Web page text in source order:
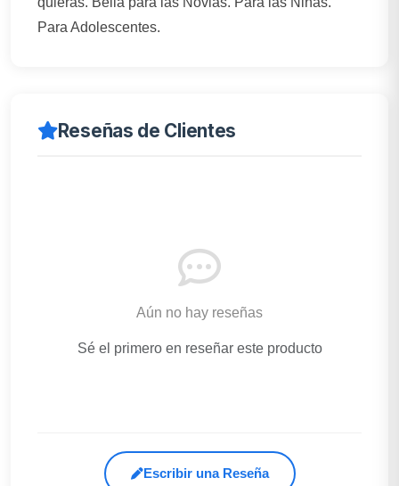
Para Adolescentes.
Reseñas de Clientes
Aún no hay reseñas
Sé el primero en reseñar este producto
Escribir una Reseña